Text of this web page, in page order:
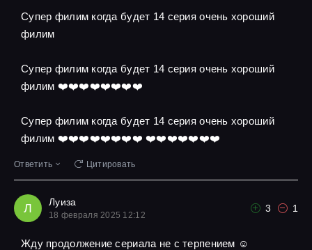
Супер филим когда будет 14 серия очень хороший
филим
Супер филим когда будет 14 серия очень хороший
филим ❤️❤️❤️❤️❤️❤️❤️❤️
Супер филим когда будет 14 серия очень хороший
филим ❤️❤️❤️❤️❤️❤️❤️❤️ ❤️❤️❤️❤️❤️❤️❤️
Ответить Цитировать
Л Луиза
18 февраля 2025 12:12
3 1
Жду продолжение сериала не с терпением ☺